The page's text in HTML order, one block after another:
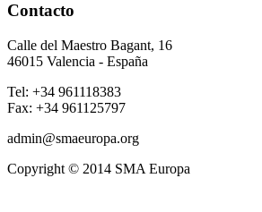
Contacto
Calle del Maestro Bagant, 16
46015 Valencia - España
Tel: +34 961118383
Fax: +34 961125797
admin@smaeuropa.org
Copyright © 2014 SMA Europa